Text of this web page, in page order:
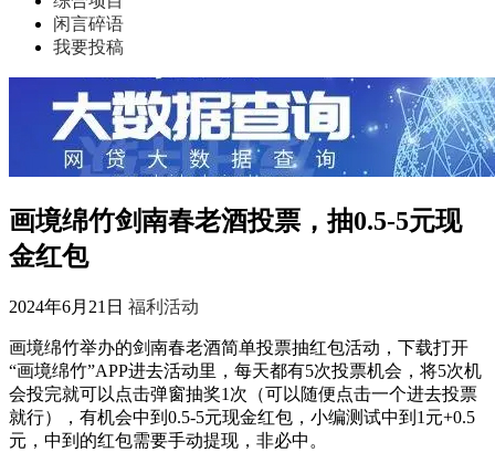
闲言碎语
我要投稿
画境绵竹剑南春老酒投票，抽0.5-5元现
金红包
2024年6月21日 福利活动
画境绵竹举办的剑南春老酒简单投票抽红包活动，下载打开
“画境绵竹”APP进去活动里，每天都有5次投票机会，将5次机
会投完就可以点击弹窗抽奖1次（可以随便点击一个进去投票
就行），有机会中到0.5-5元现金红包，小编测试中到1元+0.5
元，中到的红包需要手动提现，非必中。